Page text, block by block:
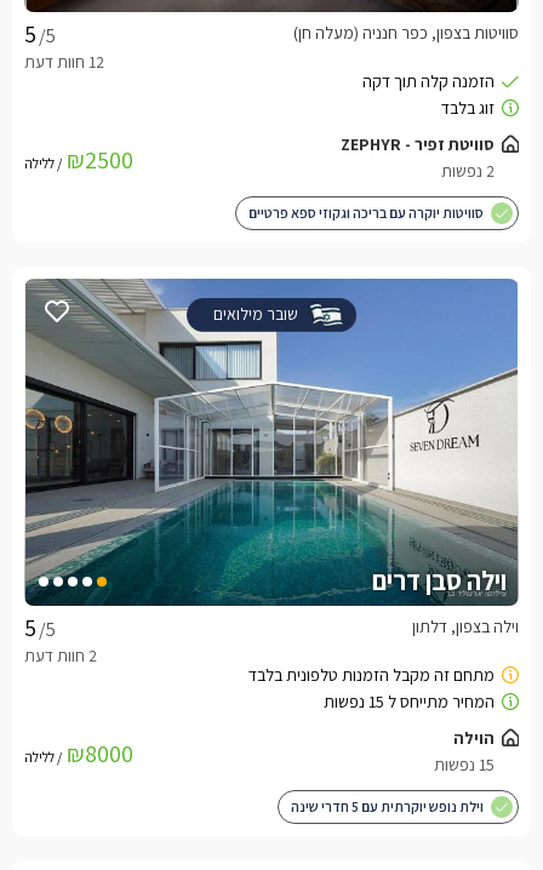
/5 סוויטות בצפון, כפר חנניה (מעלה חן)
סוויטת זפיר - ZEPHYR
2 נפשות
₪2500 / ללילה
סוויטות יוקרה עם בריכה וגקוזי ספא פרטיים
שובר מילואים
וילה סבן דרים
/5 וילה בצפון, דלתון
הוילה
15 נפשות
₪8000 / ללילה
וילת נופש יוקרתית עם 5 חדרי שינה